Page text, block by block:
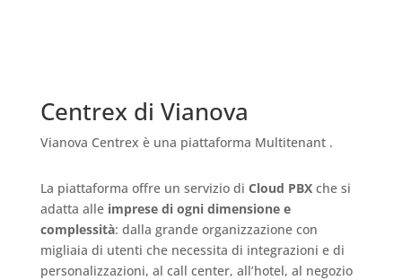
Centrex di Vianova
Vianova Centrex è una piattaforma Multitenant .
La piattaforma offre un servizio di Cloud PBXche si
adatta alle imprese di ogni dimensione e
complessità: dalla grande organizzazione con
migliaia di utenti che necessita di integrazioni e di
personalizzazioni, al call center, all’hotel, al negozio